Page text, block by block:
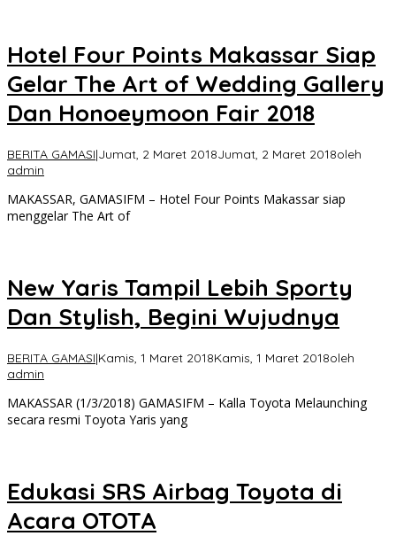
Hotel Four Points Makassar Siap
Gelar The Art of Wedding Gallery
Dan Honoeymoon Fair 2018
BERITA GAMASI|Jumat, 2 Maret 2018Jumat, 2 Maret 2018oleh
admin
MAKASSAR, GAMASIFM – Hotel Four Points Makassar siap
menggelar The Art of
New Yaris Tampil Lebih Sporty
Dan Stylish, Begini Wujudnya
BERITA GAMASI|Kamis, 1 Maret 2018Kamis, 1 Maret 2018oleh
admin
MAKASSAR (1/3/2018) GAMASIFM – Kalla Toyota Melaunching
secara resmi Toyota Yaris yang
Edukasi SRS Airbag Toyota di
Acara OTOTA